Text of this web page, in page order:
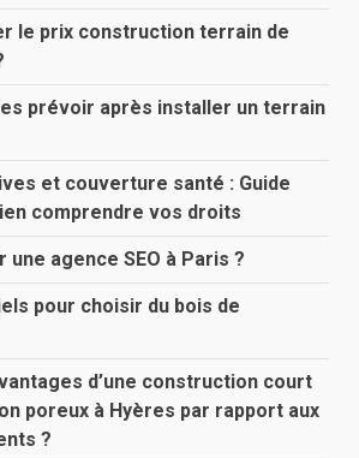
le prix construction terrain de
prévoir après installer un terrain
et couverture santé : Guide
comprendre vos droits
une agence SEO à Paris ?
pour choisir du bois de
d’une construction court
poreux à Hyères par rapport aux
?